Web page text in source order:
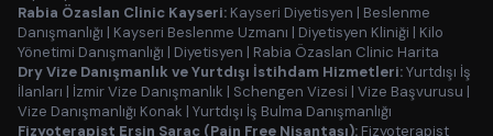
Rabia Özaslan Clinic Kayseri: Kayseri Diyetisyen | Beslenme
Danışmanlığı | Kayseri Beslenme Uzmanı | Diyetisyen Kliniği | Kilo
Yönetimi Danışmanlığı | Diyetisyen | Rabia Özaslan Clinic Harita
Dry Vize Danışmanlık ve Yurtdışı İstihdam Hizmetleri:Yurtdışı İş
İlanları | İzmir Vize Danışmanlık | Schengen Vizesi | Vize Başvurusu |
Vize Danışmanlığı Konak | Yurtdışı İş Bulma Danışmanlığı
Fizyoterapist Ersin Saraç (Pain Free Nişantaşı): Fizyoterapist